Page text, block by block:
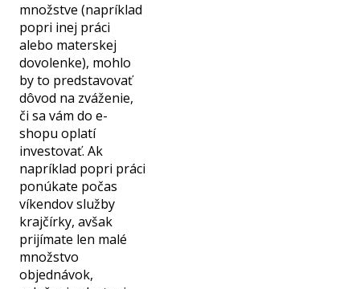
množstve (napríklad
popri inej práci
alebo materskej
dovolenke), mohlo
by to predstavovať
dôvod na zváženie,
či sa vám do e-
shopu oplatí
investovať. Ak
napríklad popri práci
ponúkate počas
víkendov služby
krajčírky, avšak
prijímate len malé
množstvo
objednávok,